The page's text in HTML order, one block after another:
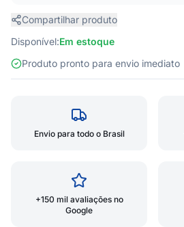
Compartilhar produto
Disponível:Em estoque
Produto pronto para envio imediato
Envio para todo o Brasil
+150 mil avaliações no
Google